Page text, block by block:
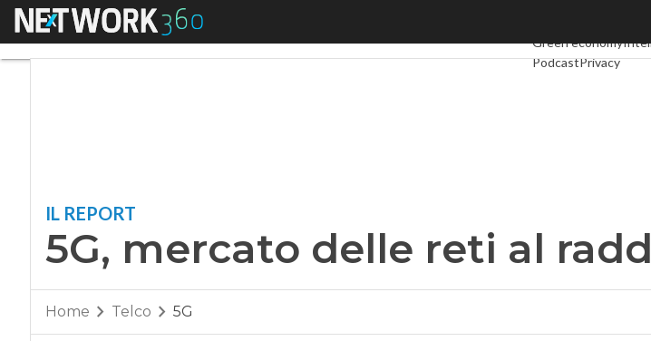
Menu
Green economy
PodcastPrivacy
IL REPORT
5G, mercato delle reti al
Home Telco 5G